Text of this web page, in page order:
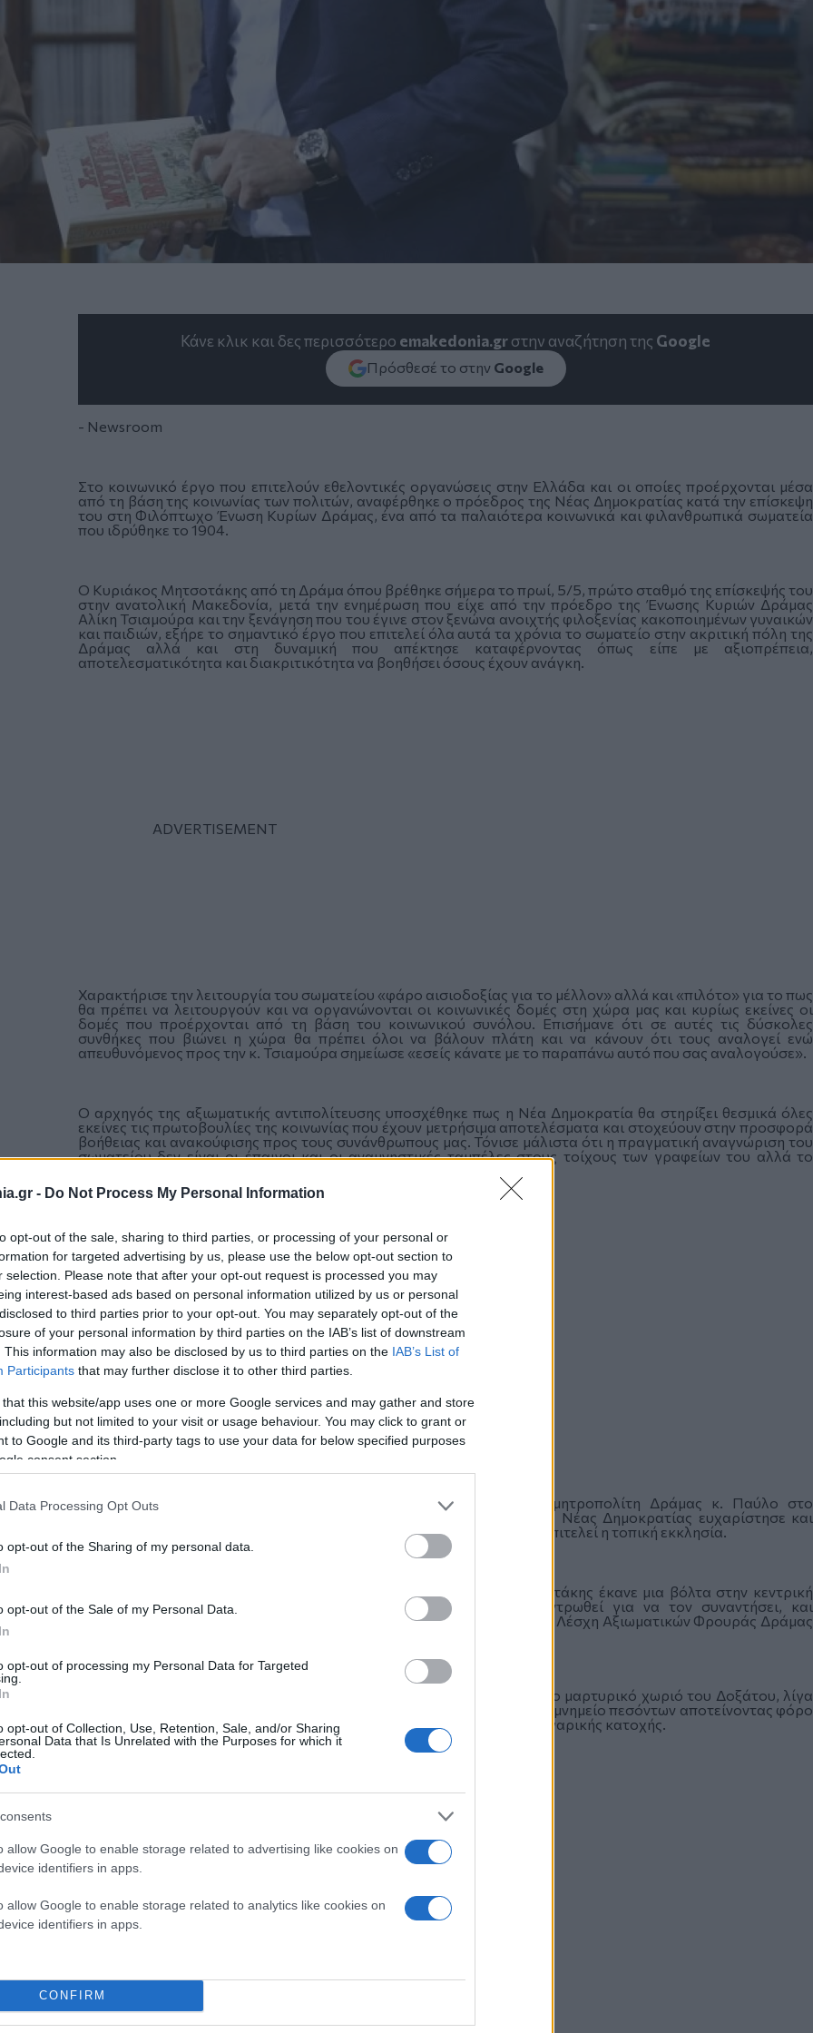
- Do Not Process My Personal Information
opt-out of the sale, sharing to third parties, or processing of your personal or
for targeted advertising by us, please use the below opt-out section to
selection. Please note that after your opt-out request is processed you may
interest-based ads based on personal information utilized by us or personal
to third parties prior to your opt-out. You may separately opt-out of the
of your personal information by third parties on the IAB’s list of downstream
This information may also be disclosed by us to third parties on the IAB’s List of
Participants that may further disclose it to other third parties.
that this website/app uses one or more Google services and may gather and store
but not limited to your visit or usage behaviour. You may click to grant or
to Google and its third-party tags to use your data for below specified purposes
consent section.
Data Processing Opt Outs
opt-out of the Sharing of my personal data.
opt-out of the Sale of my Personal Data.
opt-out of processing my Personal Data for Targeted
opt-out of Collection, Use, Retention, Sale, and/or Sharing
Data that Is Unrelated with the Purposes for which it
allow Google to enable storage related to advertising like cookies on
identifiers in apps.
allow Google to enable storage related to analytics like cookies on
identifiers in apps.
CONFIRM
Κάνε κλικ και δες περισσότερο emakedonia.grστην αναζήτηση της Google
Πρόσθεσέ το στην Google
- Newsroom
Στο κοινωνικό έργο που επιτελούν εθελοντικές οργανώσεις στην Ελλάδα και οι οποίες προέρχονται μέσα
από τη βάση της κοινωνίας των πολιτών, αναφέρθηκε ο πρόεδρος της Νέας Δημοκρατίας κατά την επίσκεψη
του στη Φιλόπτωχο Ένωση Κυρίων Δράμας, ένα από τα παλαιότερα κοινωνικά και φιλανθρωπικά σωματεία
που ιδρύθηκε το 1904.
Ο Κυριάκος Μητσοτάκης από τη Δράμα όπου βρέθηκε σήμερα το πρωί, 5/5, πρώτο σταθμό της επίσκεψής του
στην ανατολική Μακεδονία, μετά την ενημέρωση που είχε από την πρόεδρο της Ένωσης Κυριών Δράμας
Αλίκη Τσιαμούρα και την ξενάγηση που του έγινε στον ξενώνα ανοιχτής φιλοξενίας κακοποιημένων γυναικών
και παιδιών, εξήρε το σημαντικό έργο που επιτελεί όλα αυτά τα χρόνια το σωματείο στην ακριτική πόλη της
Δράμας αλλά και στη δυναμική που απέκτησε καταφέρνοντας όπως είπε με αξιοπρέπεια,
αποτελεσματικότητα και διακριτικότητα να βοηθήσει όσους έχουν ανάγκη.
Χαρακτήρισε την λειτουργία του σωματείου «φάρο αισιοδοξίας για το μέλλον» αλλά και «πιλότο» για το πως
θα πρέπει να λειτουργούν και να οργανώνονται οι κοινωνικές δομές στη χώρα μας και κυρίως εκείνες οι
δομές που προέρχονται από τη βάση του κοινωνικού συνόλου. Επισήμανε ότι σε αυτές τις δύσκολες
συνθήκες που βιώνει η χώρα θα πρέπει όλοι να βάλουν πλάτη και να κάνουν ότι τους αναλογεί ενώ
απευθυνόμενος προς την κ. Τσιαμούρα σημείωσε «εσείς κάνατε με το παραπάνω αυτό που σας αναλογούσε».
Ο αρχηγός της αξιωματικής αντιπολίτευσης υποσχέθηκε πως η Νέα Δημοκρατία θα στηρίξει θεσμικά όλες
εκείνες τις πρωτοβουλίες της κοινωνίας που έχουν μετρήσιμα αποτελέσματα και στοχεύουν στην προσφορά
βοήθειας και ανακούφισης προς τους συνάνθρωπους μας. Τόνισε μάλιστα ότι η πραγματική αναγνώριση του
σωματείου δεν είναι οι έπαινοι και οι αναμνηστικές ταμπέλες στους τοίχους των γραφείων του αλλά το
Αμέσως μετά ο κ. Μητσοτάκης επισκέφθηκε τον Σεβασμιότατο μητροπολίτη Δράμας κ. Παύλο στο
επισκοπείο. Στη συνάντηση που είχαν οι δυο άντρες ο αρχηγός της Νέας Δημοκρατίας ευχαρίστησε και
συνεχάρη το μητροπολίτη για το κοινωνικό και πνευματικό έργο που επιτελεί η τοπική εκκλησία.
Λίγο πριν αναχωρήσει από την πόλη της Δράμας ο Κυριάκος Μητσοτάκης έκανε μια βόλτα στην κεντρική
πλατεία όπου συνομίλησε και χαιρέτησε κόσμο που είχε συγκεντρωθεί για να τον συναντήσει, και
φωτογραφήθηκε με νέους. Αμέσως μετά περπατώντας επισκέφθηκε τη Λέσχη Αξιωματικών Φρουράς Δράμας
Νωρίτερα, το πρωί, ο αρχηγός της Νέας Δημοκρατίας επισκέφθηκε το μαρτυρικό χωριό του Δοξάτου, λίγα
χιλιόμετρα έξω από την πόλη της Δράμας, όπου κατέθεσε στεφάνι στο μνημείο πεσόντων αποτείνοντας φόρο
τιμής στους ανθρώπους που έχασαν τη ζωή τους την περίοδο της βουλγαρικής κατοχής.